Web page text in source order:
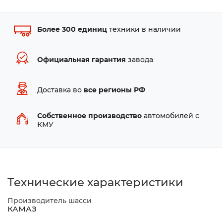
Более 300 единиц техники в наличии
Официальная гарантия завода
Доставка во все регионы РФ
Собственное производство автомобилей с
КМУ
Технические характеристики
Производитель шасси
КАМАЗ